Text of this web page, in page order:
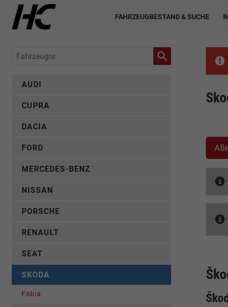
FAHRZEUGBESTAND & SUCHE
Alle
Fahrzeugnr.
AUDI
CUPRA
DACIA
FORD
MERCEDES-BENZ
NISSAN
PORSCHE
RENAULT
SEAT
SKODA
Fabia